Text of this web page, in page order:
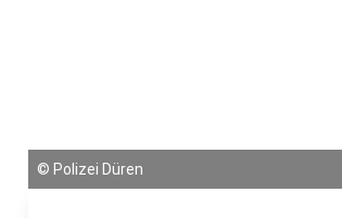
© Polizei Düren